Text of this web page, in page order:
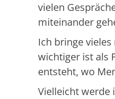
vielen
miteinander
Ich bringe
wichtiger ist als
entsteht, wo
Vielleicht werde